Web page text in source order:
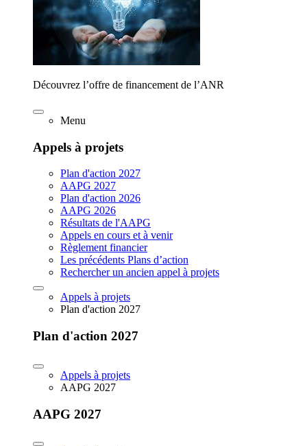
Découvrez l’offre de financement de l’ANR
Menu
Appels à projets
Plan d'action 2027
AAPG 2027
Plan d'action 2026
AAPG 2026
Résultats de l'AAPG
Appels en cours et à venir
Règlement financier
Les précédents Plans d’action
Rechercher un ancien appel à projets
Appels à projets
Plan d'action 2027
Plan d'action 2027
Appels à projets
AAPG 2027
AAPG 2027